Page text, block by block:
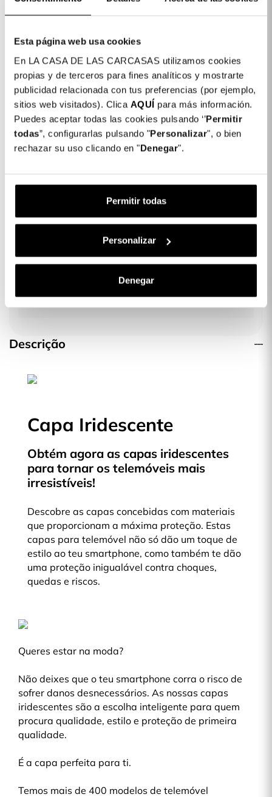
Esta página web usa cookies
En LA CASA DE LAS CARCASAS utilizamos cookies
propias y de terceros para fines analíticos y mostrarte
publicidad relacionada con tus preferencias (por ejemplo,
sitios web visitados). Clica AQUÍ para más información.
Puedes aceptar todas las cookies pulsando ‘’Permitir
todas”, configurarlas pulsando "Personalizar", o bien
rechazar su uso clicando en "Denegar".
Permitir todas
Personalizar
Denegar
Cor: Transparente
Transparente
Capa Iridescente Multicolor para Samsung
Galaxy S23 Ultra
14,99
€
1 x Capa Iridescente Multicolor para
Samsung Galaxy S23 Ultra:
Película Vidro Temperado Completa
Ultra
23,99 €
Descrição
Capa Iridescente
Obtém agora as capas iridescentes
para tornar os telemóveis mais
irresistíveis!
Descobre as capas concebidas com materiais
que proporcionam a máxima proteção. Estas
capas para telemóvel não só dão um toque de
estilo ao teu smartphone, como também te dão
uma proteção inigualável contra choques,
quedas e riscos.
Queres estar na moda?
Não deixes que o teu smartphone corra o risco de
sofrer danos desnecessários. As nossas capas
iridescentes são a escolha inteligente para quem
procura qualidade, estilo e proteção de primeira
qualidade.
É a capa perfeita para ti.
Temos mais de 400 modelos de telemóvel